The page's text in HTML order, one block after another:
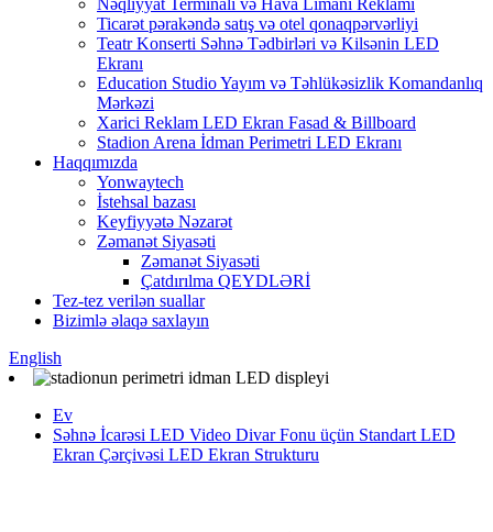
Nəqliyyat Terminalı və Hava Limanı Reklamı
Ticarət pərakəndə satış və otel qonaqpərvərliyi
Teatr Konserti Səhnə Tədbirləri və Kilsənin LED
Ekranı
Education Studio Yayım və Təhlükəsizlik Komandanlıq
Mərkəzi
Xarici Reklam LED Ekran Fasad & Billboard
Stadion Arena İdman Perimetri LED Ekranı
Haqqımızda
Yonwaytech
İstehsal bazası
Keyfiyyətə Nəzarət
Zəmanət Siyasəti
Zəmanət Siyasəti
Çatdırılma QEYDLƏRİ
Tez-tez verilən suallar
Bizimlə əlaqə saxlayın
English
Ev
Səhnə İcarəsi LED Video Divar Fonu üçün Standart LED
Ekran Çərçivəsi LED Ekran Strukturu